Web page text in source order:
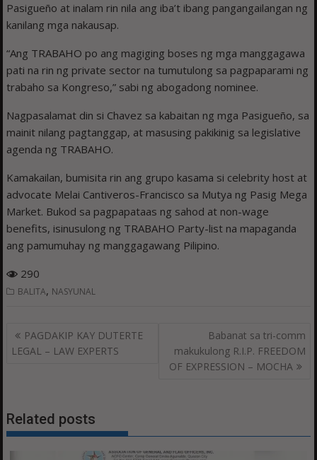
Pasigueño at inalam rin nila ang iba’t ibang pangangailangan ng
kanilang mga nakausap.
“Ang TRABAHO po ang magiging boses ng mga manggagawa
pati na rin ng private sector na tumutulong sa pagpaparami ng
trabaho sa Kongreso,” sabi ng abogadong nominee.
Nagpasalamat din si Chavez sa kabaitan ng mga Pasigueño, sa
mainit nilang pagtanggap, at masusing pakikinig sa legislative
agenda ng TRABAHO.
Kamakailan, bumisita rin ang grupo kasama si celebrity host at
advocate Melai Cantiveros-Francisco sa Mutya ng Pasig Mega
Market. Bukod sa pagpapataas ng sahod at non-wage
benefits, isinusulong ng TRABAHO Party-list na mapaganda
ang pamumuhay ng manggagawang Pilipino.
290
BALITA, NASYUNAL
Post
navigation
PAGDAKIP KAY DUTERTE
LEGAL – LAW EXPERTS
Babanat sa tri-comm
makukulong R.I.P. FREEDOM
OF EXPRESSION – MOCHA
Related posts